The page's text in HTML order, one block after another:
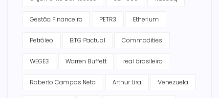
Gestão Financeira PETR3 Etherium
Petróleo BTG Pactual Commodities
WEGE3 Warren Buffett real brasileiro
Roberto Campos Neto Arthur Lira Venezuela